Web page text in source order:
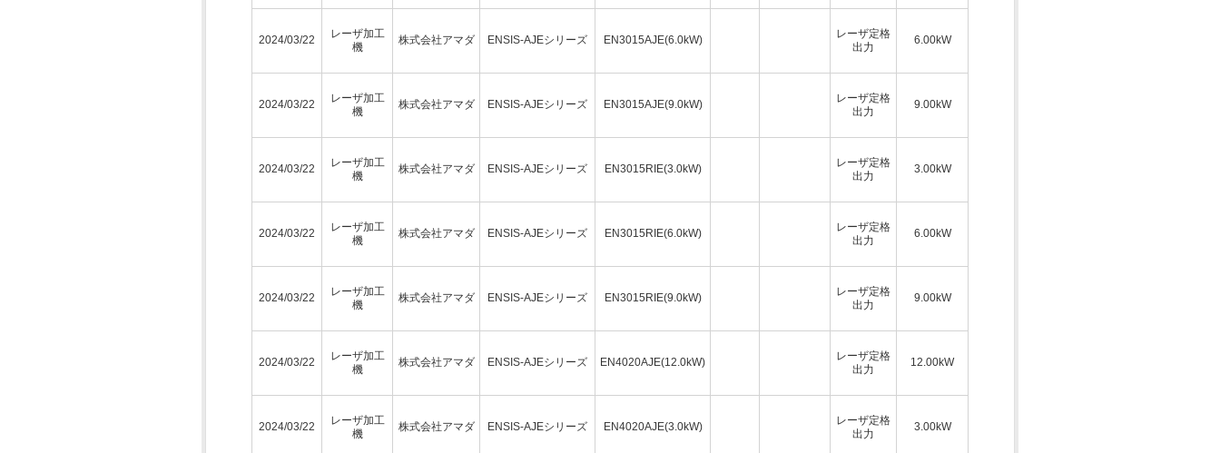
2024/03/22
レーザ加工
機
株式会社アマダ ENSIS-AJEシリーズ EN3015AJE(6.0kW)
レーザ定格
出力
6.00kW
2024/03/22
レーザ加工
機
株式会社アマダ ENSIS-AJEシリーズ EN3015AJE(9.0kW)
レーザ定格
出力
9.00kW
2024/03/22
レーザ加工
機
株式会社アマダ ENSIS-AJEシリーズ EN3015RIE(3.0kW)
レーザ定格
出力
3.00kW
2024/03/22
レーザ加工
機
株式会社アマダ ENSIS-AJEシリーズ EN3015RIE(6.0kW)
レーザ定格
出力
6.00kW
2024/03/22
レーザ加工
機
株式会社アマダ ENSIS-AJEシリーズ EN3015RIE(9.0kW)
レーザ定格
出力
9.00kW
2024/03/22
レーザ加工
機
株式会社アマダ ENSIS-AJEシリーズ EN4020AJE(12.0kW)
レーザ定格
出力
12.00kW
2024/03/22
レーザ加工
機
株式会社アマダ ENSIS-AJEシリーズ EN4020AJE(3.0kW)
レーザ定格
出力
3.00kW